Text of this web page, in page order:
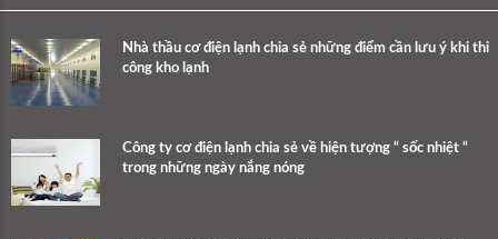
Nhà thầu cơ điện lạnh chia sẻ những điểm cần lưu ý khi thi
công kho lạnh
Công ty cơ điện lạnh chia sẻ về hiện tượng “ sốc nhiệt “
trong những ngày nắng nóng